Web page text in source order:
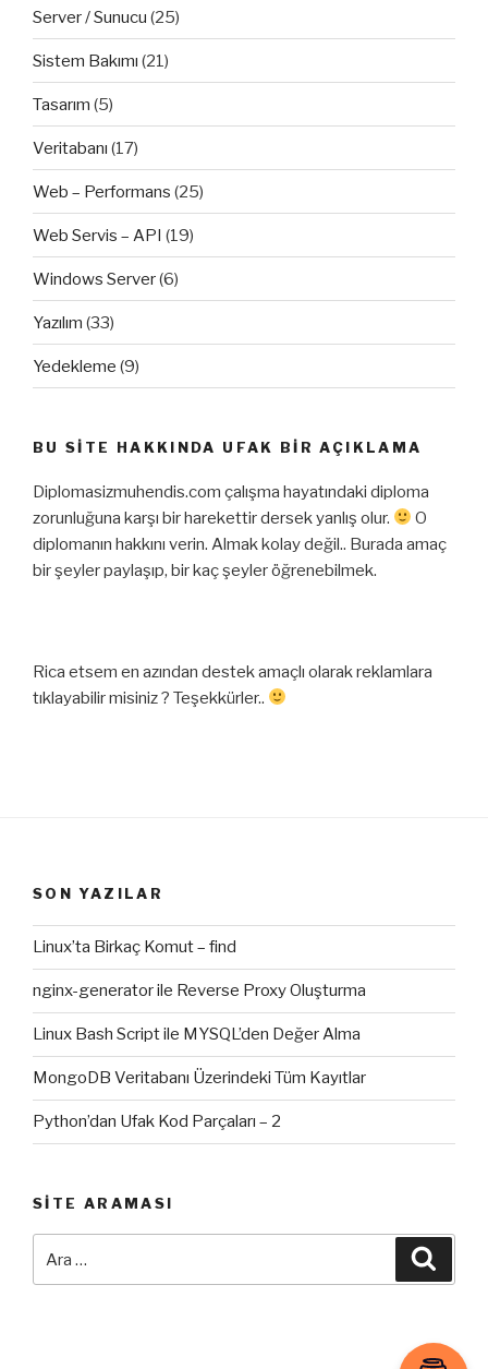
Server / Sunucu (25)
Sistem Bakımı (21)
Tasarım (5)
Veritabanı (17)
Web – Performans (25)
Web Servis – API (19)
Windows Server(6)
Yazılım (33)
Yedekleme (9)
BU SITE HAKKINDA UFAK BIR AÇIKLAMA
Diplomasizmuhendis.com çalışma hayatındaki diploma
zorunluğuna karşı bir harekettir dersek yanlış olur.
O
diplomanın hakkını verin. Almak kolay değil.. Burada amaç
bir şeyler paylaşıp, bir kaç şeyler öğrenebilmek.
Rica etsem en azından destek amaçlı olarak reklamlara
tıklayabilir misiniz ? Teşekkürler..
SON YAZILAR
Linux’ta Birkaç Komut – find
nginx-generator ile Reverse Proxy Oluşturma
Linux Bash Script ile MYSQL’den Değer Alma
MongoDB Veritabanı Üzerindeki Tüm Kayıtlar
Python’dan Ufak Kod Parçaları – 2
SITE ARAMASI